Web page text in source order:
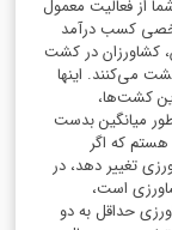
از فعالیت معمول
کسب درآمد
کشاورزان در کشت
می‌کنند. اینها
کشت‌ها،
میانگین بدست
که اگر
تغییر دهد، در
است،
حداقل به دو